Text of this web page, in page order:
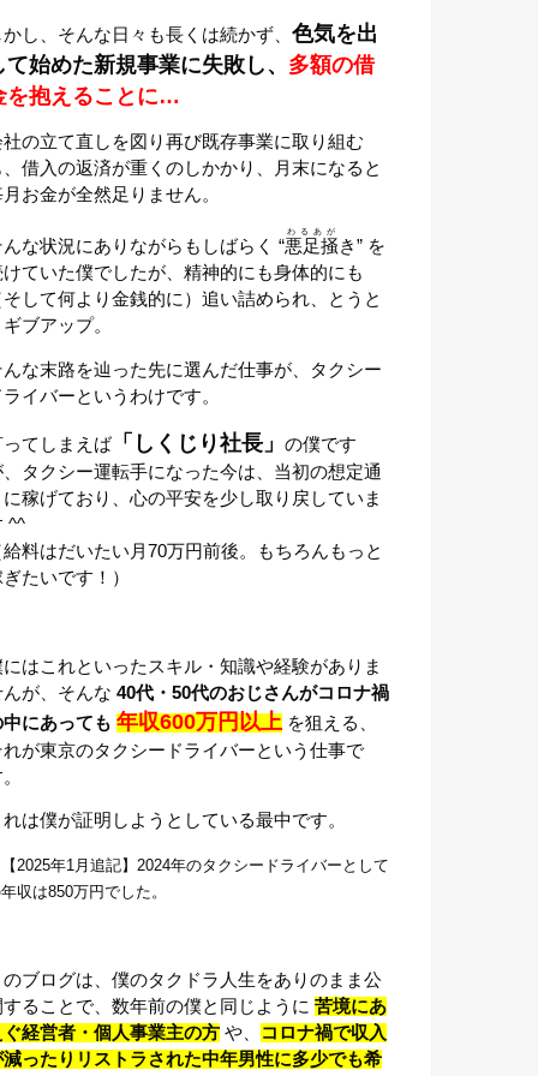
し、そんな日々も長くは続かず、 色気を出
て始めた新規事業に失敗し、 多額の借
を抱えることに…
社の立て直しを図り再び既存事業に取り組む
、借入の返済が重くのしかかり、月末になると
お金が全然足りません。
んな状況にありながらもしばらく “悪足掻
わるあが
き” を
けていた僕でしたが、精神的にも身体的にも
そして何より金銭的に）追い詰められ、とうと
ブアップ。
んな末路を辿った先に選んだ仕事が、タクシー
イバーというわけです。
ってしまえば「しくじり社長」
の僕です
、タクシー運転手になった今は、当初の想定通
に稼げており、心の平安を少し取り戻していま
^^
給料はだいたい月70万円前後。もちろんもっと
たいです！）
にはこれといったスキル・知識や経験がありま
んが、そんな 40代・50代のおじさんがコロナ禍
中にあっても 年収600万円以上 を狙える、
れが東京のタクシードライバーという仕事で
れは僕が証明しようとしている最中です。
2025年1月追記】2024年のタクシードライバーとして
収は850万円でした。
のブログは、僕のタクドラ人生をありのまま公
することで、数年前の僕と同じように 苦境にあ
ぐ経営者・個人事業主の方 や、
コロナ禍で収入
減ったりリストラされた中年男性に多少でも希